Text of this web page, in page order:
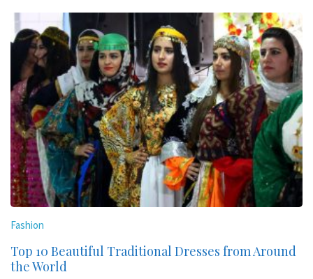
Fashion
Top 10 Beautiful Traditional Dresses from Around
the World